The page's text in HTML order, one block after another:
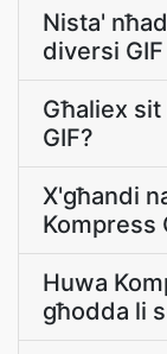
Nista'
diversi
Għaliex sit
GIF?
X'għandi
Kompress
Huwa
għodda li